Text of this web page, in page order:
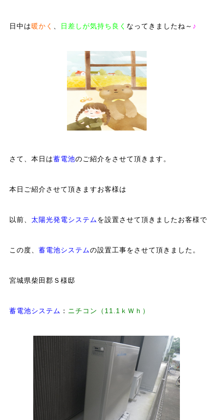
日中は暖かく 日差しが気持ち良く なってきましたね～ ♪
さて、本日は蓄電池のご紹介をさせて頂きます。
本日ご紹介させて頂きますお客様は
以前、 太陽光発電システムを設置させて頂きましたお客様で
この度、 蓄電池システムの設置工事をさせて頂きました。
宮城県柴田郡Ｓ様邸
蓄電池システム ： ニチコン（11.1ｋＷｈ）